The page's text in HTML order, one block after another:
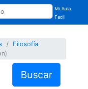
Mi Aula
Facil
Filosofía
Buscar